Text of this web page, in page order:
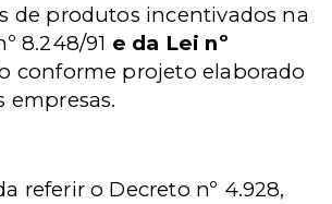
de produtos incentivados na
8.248/91 e da Lei nº
conforme projeto elaborado
empresas.
referir o Decreto nº 4.928,